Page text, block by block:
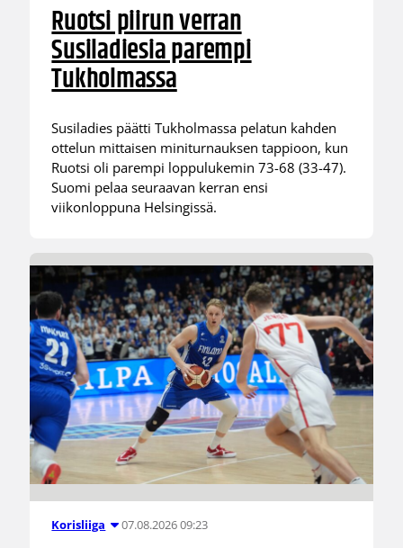
Ruotsi piirun verran
Susiladiesia parempi
Tukholmassa
Susiladies päätti Tukholmassa pelatun kahden
ottelun mittaisen miniturnauksen tappioon, kun
Ruotsi oli parempi loppulukemin 73-68 (33-47).
Suomi pelaa seuraavan kerran ensi
viikonloppuna Helsingissä.
Korisliiga 07.08.2026 09:23